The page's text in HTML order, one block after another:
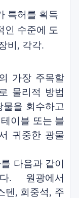
특허를 획득
인 수준에 도
비, 각각.
가장 주목할
물리적 방법
을 회수하고
이블 또는 블
귀중한 광물
다음과 같이
.
원광에서
텐, 회중석, 주